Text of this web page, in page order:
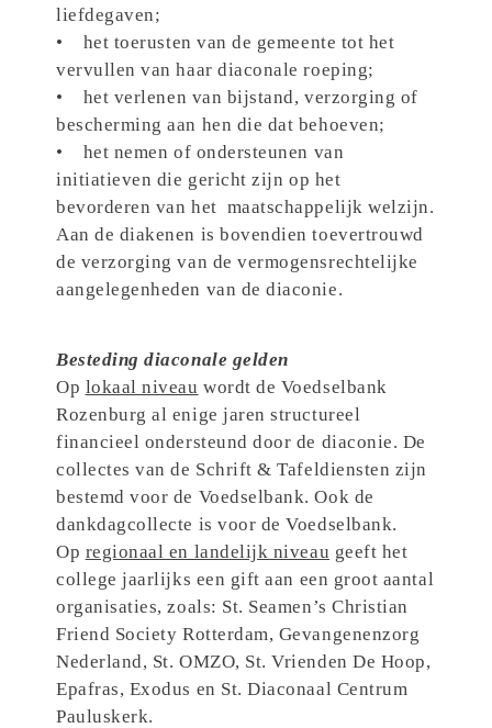
liefdegaven;
• het toerusten van de gemeente tot het
vervullen van haar diaconale roeping;
• het verlenen van bijstand, verzorging of
bescherming aan hen die dat behoeven;
• het nemen of ondersteunen van
initiatieven die gericht zijn op het
bevorderen van het maatschappelijk welzijn.
Aan de diakenen is bovendien toevertrouwd
de verzorging van de vermogensrechtelijke
aangelegenheden van de diaconie.
Besteding diaconale gelden
Op lokaal niveau wordt de Voedselbank
Rozenburg al enige jaren structureel
financieel ondersteund door de diaconie. De
collectes van de Schrift & Tafeldiensten zijn
bestemd voor de Voedselbank. Ook de
dankdagcollecte is voor de Voedselbank.
Op regionaal en landelijk niveau geeft het
college jaarlijks een gift aan een groot aantal
organisaties, zoals: St. Seamen’s Christian
Friend Society Rotterdam, Gevangenenzorg
Nederland, St. OMZO, St. Vrienden De Hoop,
Epafras, Exodus en St. Diaconaal Centrum
Pauluskerk.